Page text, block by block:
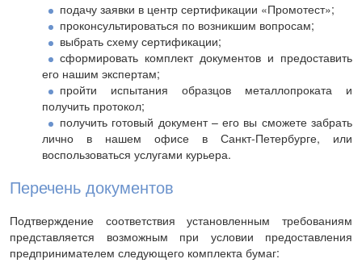
подачу заявки в центр сертификации «Промотест»;
проконсультироваться по возникшим вопросам;
выбрать схему сертификации;
сформировать комплект документов и предоставить
его нашим экспертам;
пройти испытания образцов металлопроката и
получить протокол;
получить готовый документ – его вы сможете забрать
лично в нашем офисе в Санкт-Петербурге, или
воспользоваться услугами курьера.
Перечень документов
Подтверждение соответствия установленным требованиям
представляется возможным при условии предоставления
предпринимателем следующего комплекта бумаг: